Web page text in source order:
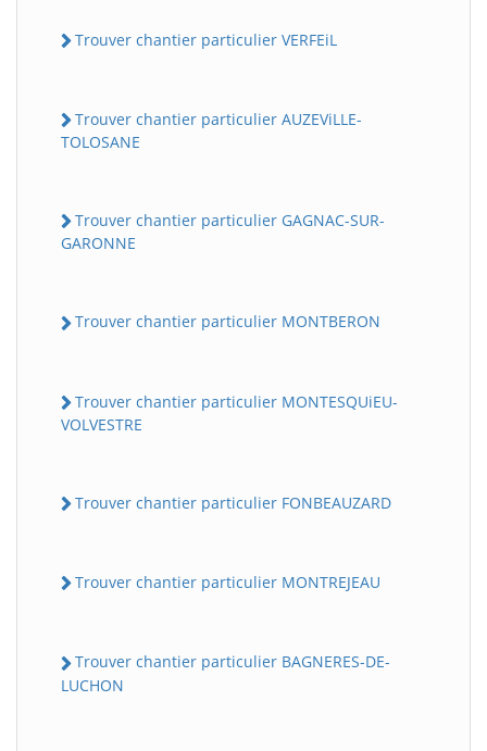
Trouver chantier particulier VERFEiL
Trouver chantier particulier AUZEViLLE-
TOLOSANE
Trouver chantier particulier GAGNAC-SUR-
GARONNE
Trouver chantier particulier MONTBERON
Trouver chantier particulier MONTESQUiEU-
VOLVESTRE
Trouver chantier particulier FONBEAUZARD
Trouver chantier particulier MONTREJEAU
Trouver chantier particulier BAGNERES-DE-
LUCHON